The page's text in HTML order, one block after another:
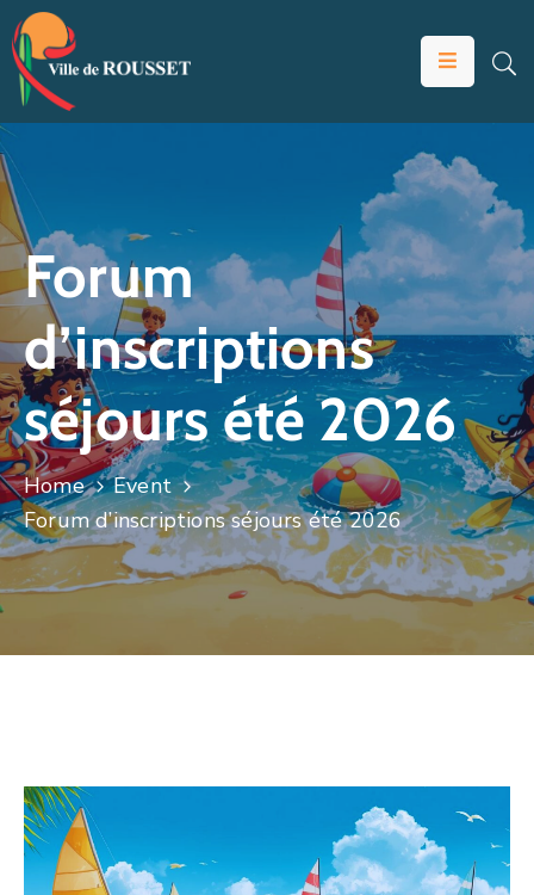
VOTRE
À
ROUSSET
ÉDUCATION
JEUNESSE
SOLIDARITÉS
ÉCONOMIE
ANIMATION
CULTURE
Forum
d’inscriptions
séjours été 2026
Home
Event
Forum d’inscriptions séjours été 2026